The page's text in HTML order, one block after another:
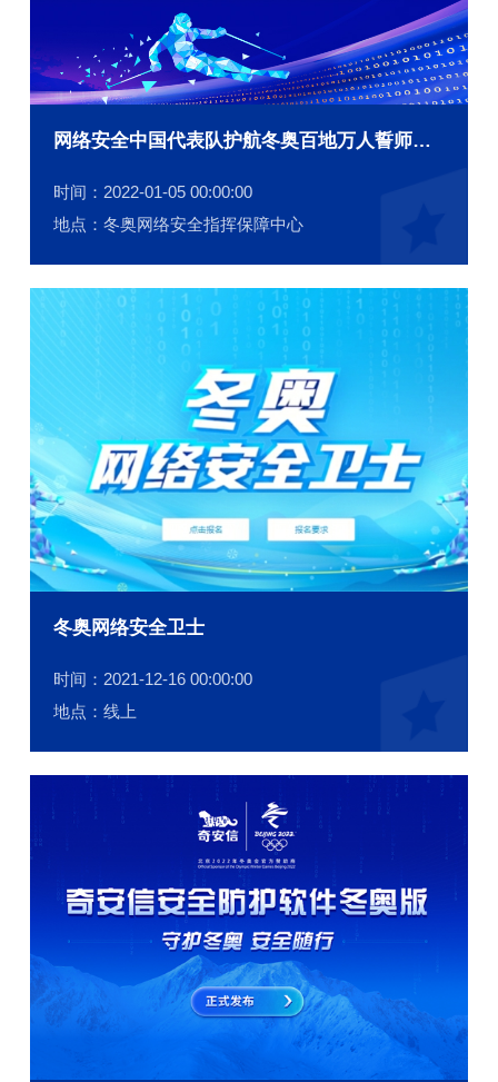
网络安全中国代表队护航冬奥百地万人誓师大会
时间：2022-01-05 00:00:00
地点：冬奥网络安全指挥保障中心
冬奥网络安全卫士
时间：2021-12-16 00:00:00
地点：线上